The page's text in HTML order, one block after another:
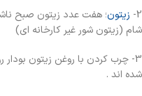
2- زیتون؛ هفت عدد زیتون صبح
شام (زیتون شور غیر کارخانه ای)
3- چرب کردن با روغن زیتون
شده اند .